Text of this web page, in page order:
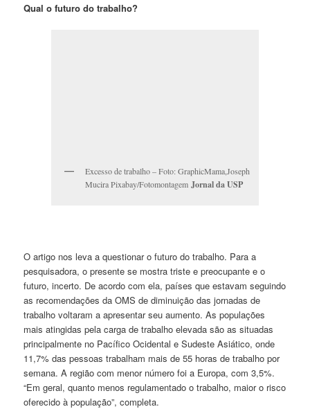
Qual o futuro do trabalho?
Excesso de trabalho – Foto: GraphicMama,Joseph
Mucira Pixabay/FotomontagemJornal da USP
O artigo nos leva a questionar o futuro do trabalho. Para a
pesquisadora, o presente se mostra triste e preocupante e o
futuro, incerto. De acordo com ela, países que estavam seguindo
as recomendações da OMS de diminuição das jornadas de
trabalho voltaram a apresentar seu aumento. As populações
mais atingidas pela carga de trabalho elevada são as situadas
principalmente no Pacífico Ocidental e Sudeste Asiático, onde
11,7% das pessoas trabalham mais de 55 horas de trabalho por
semana. A região com menor número foi a Europa, com 3,5%.
“Em geral, quanto menos regulamentado o trabalho, maior o risco
oferecido à população”, completa.